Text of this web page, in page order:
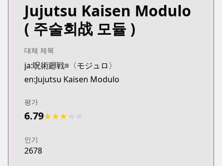
MANGA Plus
MANGA Plus
https://mangaplus.shueisha.co.jp/titles/100578
Jujutsu Kaisen Modulo
( 주술회战 모듈 )
대체 제목
ja:呪術廻戦≡〈モジュロ〉
en:Jujutsu Kaisen Modulo
평가
6.79★★★
인기
2678